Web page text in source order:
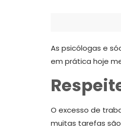
As psicólogas e
em prática hoje
O excesso de
muitas tarefas